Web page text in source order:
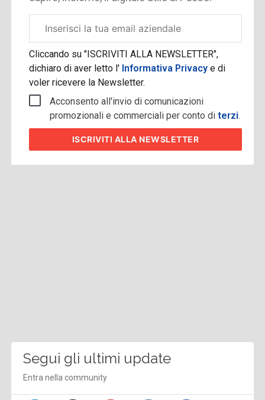
aziendale
Cliccando su "ISCRIVITI ALLA NEWSLETTER",
dichiaro di aver letto l' Informativa Privacye di
voler ricevere la Newsletter.
Acconsento all'invio di comunicazioni
promozionali e commerciali per conto diterzi.
ISCRIVITI ALLA NEWSLETTER
Segui gli ultimi update
Entra nella community